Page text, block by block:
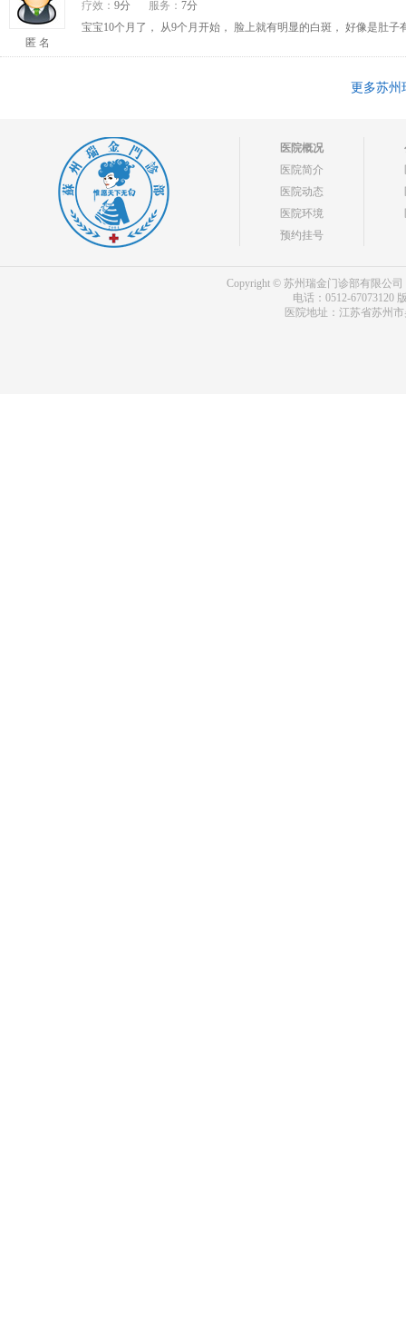
匿 名
疗效： 9分 服务： 7分
宝宝10个月了， 从9个月开始， 脸上就有明显的白斑， 好像是肚
更多苏州
医院概况
医院简介
医院动态
医院环境
预约挂号
Copyright © 苏州瑞金门诊部有限公司
电话：0512-67073120
医院地址：江苏省苏州